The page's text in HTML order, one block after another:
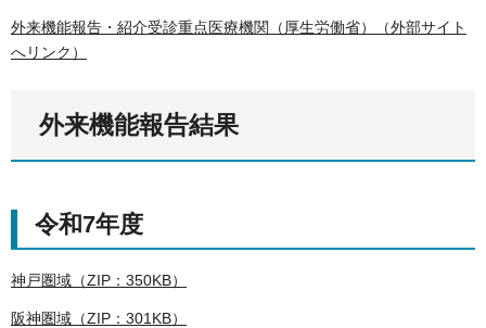
外来機能報告・紹介受診重点医療機関（厚生労働省）（外部サイト
へリンク）
外来機能報告結果
令和7年度
神戸圏域（ZIP：350KB）
阪神圏域（ZIP：301KB）